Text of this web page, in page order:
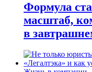
Формула
масштаб,
в